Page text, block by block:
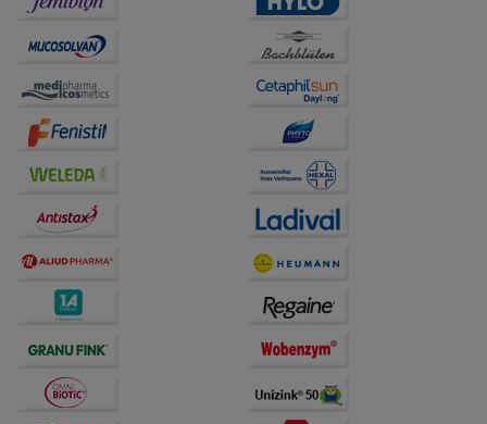
unserer Website sammeln, mit deren Hilfe wir unsere
Website weiter für Sie optimieren können, den Inhalt
auf unserer Website aber auch die Werbung auf
Drittseiten möglichst relevant für Sie zu gestalten.
Bitte beachten Sie, dass Daten hierfür teilweise an
Dritte wie z.B. Google oder soziale Medien
übertragen werden.